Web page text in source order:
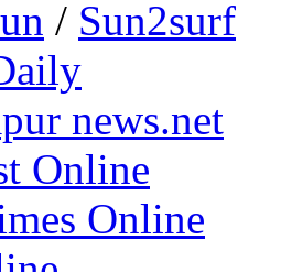
/ Sun2surf
news.net
Online
Online